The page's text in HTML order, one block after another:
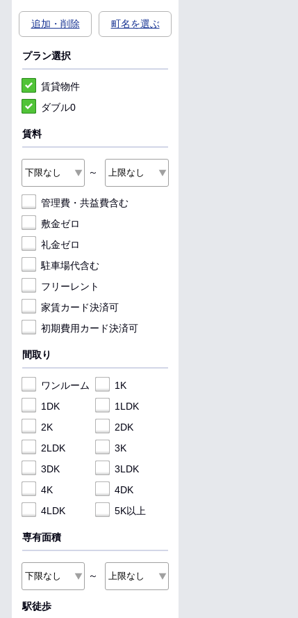
追加・削除 町名を選ぶ
プラン選択
賃貸物件
ダブル0
賃料
～
管理費・共益費含む
敷金ゼロ
礼金ゼロ
駐車場代含む
フリーレント
家賃カード決済可
初期費用カード決済可
間取り
ワンルーム
1K
1DK
1LDK
2K
2DK
2LDK
3K
3DK
3LDK
4K
4DK
4LDK
5K以上
専有面積
～
駅徒歩